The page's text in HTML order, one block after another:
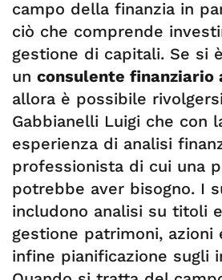
campo della finanzia in
ciò che comprende
gestione di capitali. Se si
un consulente finanziario
allora è possibile
Gabbianelli Luigi che con
esperienza di analisi
professionista di cui una
potrebbe aver bisogno. I
includono analisi su titoli
gestione patrimoni, azioni
infine pianificazione sugli